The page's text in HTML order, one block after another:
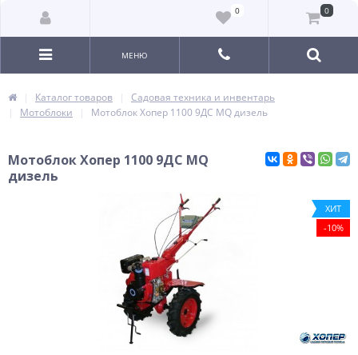
0 0
МЕНЮ
Каталог товаров
Садовая техника и инвентарь
Мотоблоки
Мотоблок Хопер 1100 9ДС MQ дизель
Мотоблок Хопер 1100 9ДС MQ
дизель
ХИТ
-10%